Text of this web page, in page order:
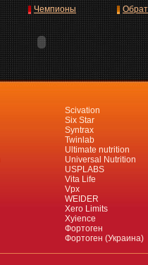
Чемпионы
Scivation
Six Star
Syntrax
Twinlab
Ultimate nutrition
Universal Nutrition
USPLABS
Vita Life
Vpx
WEIDER
Xero Limits
Xyience
Фортоген
Фортоген (Украина)